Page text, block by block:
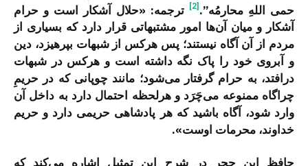
حمى اللهِ محارمُه”. [2]
ترجمه: «حلال آشکار است و حرام
آشکار و میان آن‌ها امور مشتبهاتی قرار دارد که بسیاری از
مردم از آن آگاه نیستند؛ پس هرکس از شبهات بپرهیزد، دین
و آبروی خود را پاک نگه داشته است و هرکس در شبهات
درافتد، به حرام گرفتار می‌شود؛ مانند چوپانی که در حریمِ
چراگاه ممنوعه می‌چَرَد و هرلحظه احتمال دارد به داخل آن
وارد شود، آگاه باشید که هر پادشاهی حریمی دارد و حریم
خداوند، محرمات اوست».
حافظ ابن حجر در شرح این تمثیل اشاره می‌کند که